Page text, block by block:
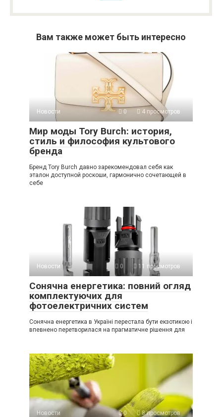
Вам также может быть интересно
Новости 0 4 просмотров
Мир моды Tory Burch: история,
стиль и философия культового
бренда
Бренд Tory Burch давно зарекомендовал себя как
эталон доступной роскоши, гармонично сочетающей в
себе
Новости 0 11 просмотров
Сонячна енергетика: повний огляд
комплектуючих для
фотоелектричних систем
Сонячна енергетика в Україні перестала бути екзотикою і
впевнено перетворилася на прагматичне рішення для
Новости 0 8 просмотров